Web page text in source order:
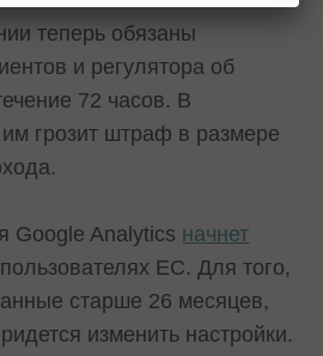
теперь обязаны
и регулятора об
72 часов. В
грозит штраф в размере
Google Analytics начнет
ЕС. Для того,
старше 26 месяцев,
изменить настройки.